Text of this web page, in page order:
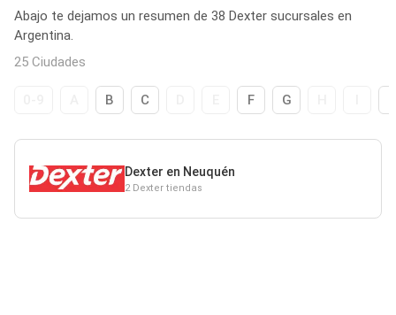
Abajo te dejamos un resumen de 38 Dexter sucursales en
Argentina.
25 Ciudades
B C F G
Dexter en Neuquén
2 Dexter tiendas